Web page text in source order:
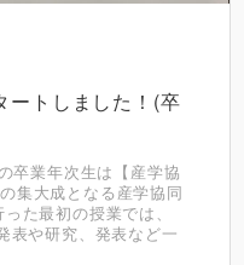
ートしました！(卒
卒業年次生は【産学協
集大成となる産学協同
た最初の授業では、
表や研究、発表など一